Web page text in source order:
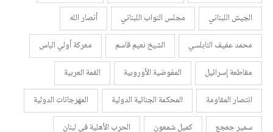
الجيش اللبناني
مجلس النواب اللبناني
أنصار الله
محمد عفيف النابلسي
الشيخ نعيم قاسم
معركة أولي الباس
مقاطعة إسرائيل
المفوضية الأوروبية
القمة العربية
انتصار المقاومة
المحكمة الجنائية الدولية
المهرجانات الدولية
سمير جعجع
كميل شمعون
الحرب الأهلية في لبنان